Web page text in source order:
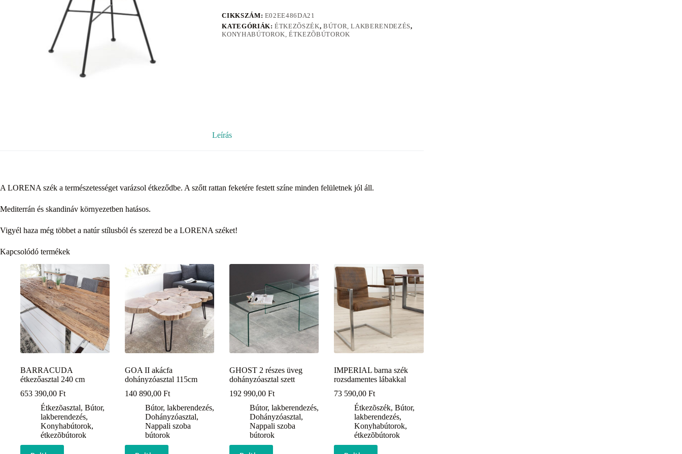
CIKKSZÁM: E02EE486DA21
KATEGÓRIÁK:ÉTKEZÕSZÉK, BÚTOR, LAKBERENDEZÉS,
KONYHABÚTOROK, ÉTKEZÕBÚTOROK
Leírás
A LORENA szék a természetességet varázsol étkeződbe. A szőtt rattan feketére festett színe minden felületnek jól áll.
Mediterrán és skandináv környezetben hatásos.
Vigyél haza még többet a natúr stílusból és szerezd be a LORENA széket!
Kapcsolódó termékek
BARRACUDA
étkezőasztal 240 cm
653 390,00 Ft
Étkezõasztal, Bútor,
lakberendezés,
Konyhabútorok,
étkezõbútorok
GOA II akácfa
dohányzóasztal 115cm
140 890,00Ft
Bútor, lakberendezés,
Dohányzóasztal,
Nappali szoba
bútorok
GHOST 2 részes üveg
dohányzóasztal szett
192 990,00Ft
Bútor, lakberendezés,
Dohányzóasztal,
Nappali szoba
bútorok
IMPERIAL barna szék
rozsdamentes lábakkal
73 590,00Ft
Étkezõszék,Bútor,
lakberendezés,
Konyhabútorok,
étkezõbútorok